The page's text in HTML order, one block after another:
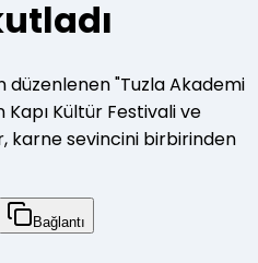
düzenlenen "Tuzla Akademi
Kültür Festivali ve
karne sevincini birbirinden
Bağlantı